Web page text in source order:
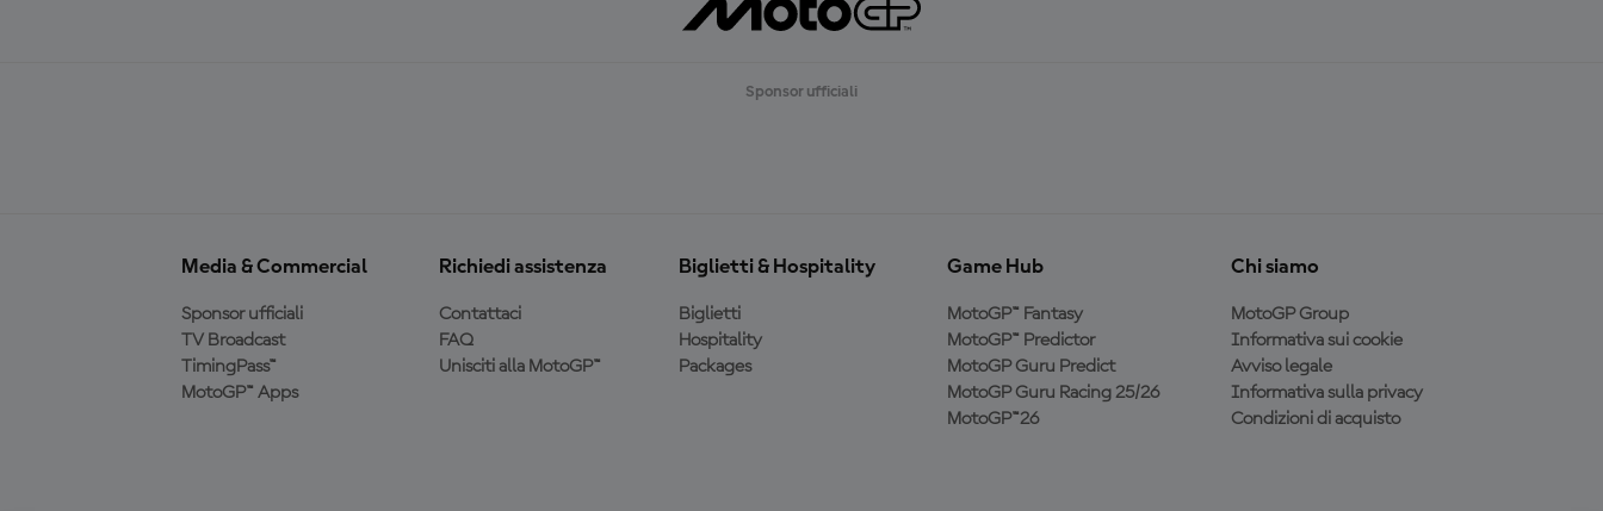
Sponsor ufficiali
Media & Commercial
Sponsor ufficiali
TV Broadcast
TimingPass™
MotoGP™ Apps
Richiedi assistenza
Contattaci
FAQ
Unisciti alla MotoGP™
Biglietti & Hospitality
Biglietti
Hospitality
Packages
Game Hub
MotoGP™ Fantasy
MotoGP™ Predictor
MotoGP Guru Predict
MotoGP Guru Racing 25/26
MotoGP™26
Chi siamo
MotoGP Group
Informativa sui cookie
Avviso legale
Informativa sulla privacy
Condizioni di acquisto